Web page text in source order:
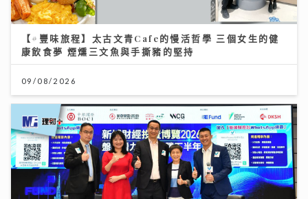
【#豐味旅程】太古文青Cafe的慢活哲學 三個女生的健
康飲食夢 煙燻三文魚與手撕豬的堅持
09/08/2026